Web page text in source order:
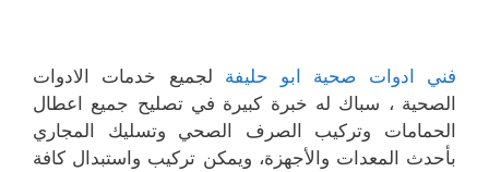
فني ادوات صحية ابو حليفة لجميع خدمات الادوات
الصحية ، سباك له خبرة كبيرة في تصليح جميع اعطال
الحمامات وتركيب الصرف الصحي وتسليك المجاري
بأحدث المعدات والأجهزة، ويمكن تركيب واستبدال كافة